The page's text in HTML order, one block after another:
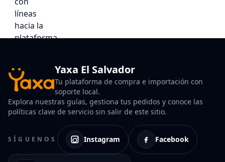
Yaxa El Salvador
Tu plataforma de compra e importación con
soporte local.
Explora nuestras guías, gestiona tus pedidos y conoce las
políticas clave de servicio sin salir de este sitio.
SÍGUENOS Instagram Facebook